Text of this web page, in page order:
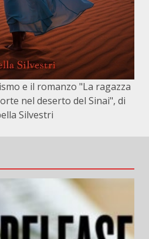
e il romanzo "La ragazza
nel deserto del Sinai", di
Silvestri